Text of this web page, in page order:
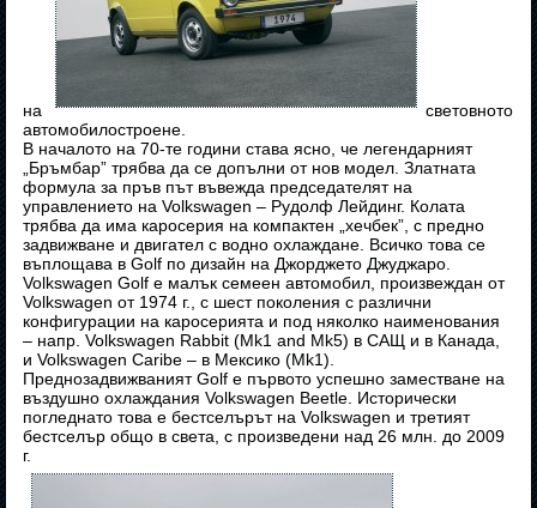
на
световното
автомобилостроене.
В началото на 70-те години става ясно, че легендарният
„Бръмбар” трябва да се допълни от нов модел. Златната
формула за пръв път въвежда председателят на
управлението на Volkswagen – Рудолф Лейдинг. Колата
трябва да има каросерия на компактен „хечбек”, с предно
задвижване и двигател с водно охлаждане. Всичко това се
въплощава в Golf по дизайн на Джорджето Джуджаро.
Volkswagen Golf е малък семеен автомобил, произвеждан от
Volkswagen от 1974 г., с шест поколения с различни
конфигурации на каросерията и под няколко наименования
– напр. Volkswagen Rabbit (Mk1 and Mk5) в САЩ и в Канада,
и Volkswagen Caribe – в Мексико (Mk1).
Преднозадвижваният Golf е първото успешно заместване на
въздушно охлаждания Volkswagen Beetle. Исторически
погледнато това е бестселърът на Volkswagen и третият
бестселър общо в света, с произведени над 26 млн. до 2009
г.